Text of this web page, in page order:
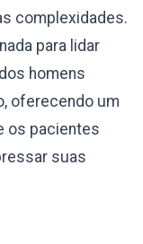
complexidades.
para lidar
homens
oferecendo um
os pacientes
suas